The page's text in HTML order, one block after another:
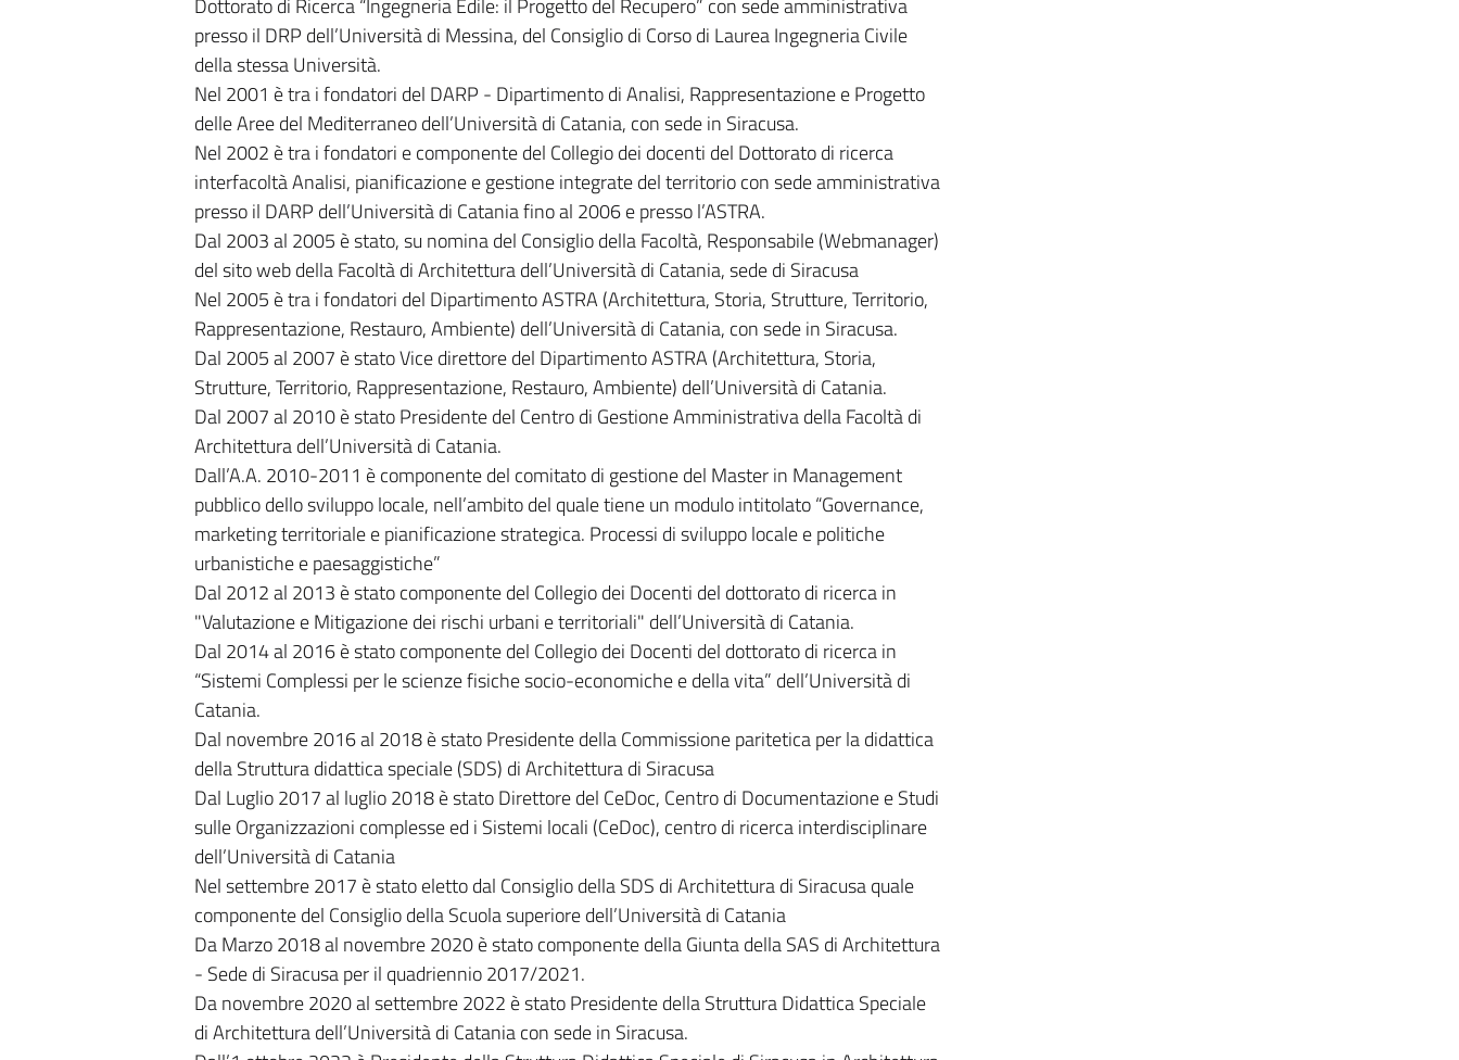
Dottorato di Ricerca “Ingegneria Edile: il Progetto del Recupero” con sede amministrativa
presso il DRP dell’Università di Messina, del Consiglio di Corso di Laurea Ingegneria Civile
della stessa Università.
Nel 2001 è tra i fondatori del DARP - Dipartimento di Analisi, Rappresentazione e Progetto
delle Aree del Mediterraneo dell’Università di Catania, con sede in Siracusa.
Nel 2002 è tra i fondatori e componente del Collegio dei docenti del Dottorato di ricerca
interfacoltà Analisi, pianificazione e gestione integrate del territorio con sede amministrativa
presso il DARP dell’Università di Catania fino al 2006 e presso l’ASTRA.
Dal 2003 al 2005 è stato, su nomina del Consiglio della Facoltà, Responsabile (Webmanager)
del sito web della Facoltà di Architettura dell’Università di Catania, sede di Siracusa
Nel 2005 è tra i fondatori del Dipartimento ASTRA (Architettura, Storia, Strutture, Territorio,
Rappresentazione, Restauro, Ambiente) dell’Università di Catania, con sede in Siracusa.
Dal 2005 al 2007 è stato Vice direttore del Dipartimento ASTRA (Architettura, Storia,
Strutture, Territorio, Rappresentazione, Restauro, Ambiente) dell’Università di Catania.
Dal 2007 al 2010 è stato Presidente del Centro di Gestione Amministrativa della Facoltà di
Architettura dell’Università di Catania.
Dall’A.A. 2010-2011 è componente del comitato di gestione del Master in Management
pubblico dello sviluppo locale, nell’ambito del quale tiene un modulo intitolato “Governance,
marketing territoriale e pianificazione strategica. Processi di sviluppo locale e politiche
urbanistiche e paesaggistiche”
Dal 2012 al 2013 è stato componente del Collegio dei Docenti del dottorato di ricerca in
"Valutazione e Mitigazione dei rischi urbani e territoriali" dell’Università di Catania.
Dal 2014 al 2016 è stato componente del Collegio dei Docenti del dottorato di ricerca in
“Sistemi Complessi per le scienze fisiche socio-economiche e della vita” dell’Università di
Catania.
Dal novembre 2016 al 2018 è stato Presidente della Commissione paritetica per la didattica
della Struttura didattica speciale (SDS) di Architettura di Siracusa
Dal Luglio 2017 al luglio 2018 è stato Direttore del CeDoc, Centro di Documentazione e Studi
sulle Organizzazioni complesse ed i Sistemi locali (CeDoc), centro di ricerca interdisciplinare
dell’Università di Catania
Nel settembre 2017 è stato eletto dal Consiglio della SDS di Architettura di Siracusa quale
componente del Consiglio della Scuola superiore dell’Università di Catania
Da Marzo 2018 al novembre 2020 è stato componente della Giunta della SAS di Architettura
- Sede di Siracusa per il quadriennio 2017/2021.
Da novembre 2020 al settembre 2022 è stato Presidente della Struttura Didattica Speciale
di Architettura dell’Università di Catania con sede in Siracusa.